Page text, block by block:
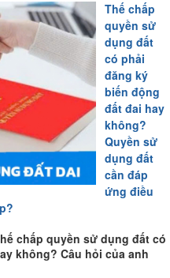
Thế chấp
quyền sử
dụng đất
có phải
đăng ký
biến động
đất đai hay
không?
Quyền sử
dụng đất
cần đáp
ứng điều
chấp quyền sử dụng đất có
không? Câu hỏi của anh